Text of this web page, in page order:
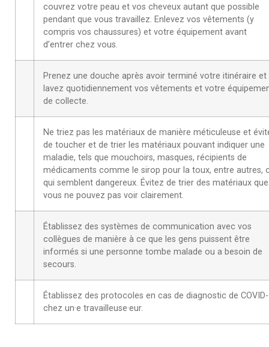
couvrez votre peau et vos cheveux autant que possible
pendant que vous travaillez. Enlevez vos vêtements (y
compris vos chaussures) et votre équipement avant
d’entrer chez vous.
Prenez une douche après avoir terminé votre itinéraire et
lavez quotidiennement vos vêtements et votre
de collecte.
Ne triez pas les matériaux de manière méticuleuse et
de toucher et de trier les matériaux pouvant indiquer une
maladie, tels que mouchoirs, masques, récipients de
médicaments comme le sirop pour la toux, entre autres,
qui semblent dangereux. Évitez de trier des matériaux que
vous ne pouvez pas voir clairement.
Établissez des systèmes de communication avec vos
collègues de manière à ce que les gens puissent être
informés si une personne tombe malade ou a besoin de
secours.
Établissez des protocoles en cas de diagnostic de
chez un·e travailleuse·eur.